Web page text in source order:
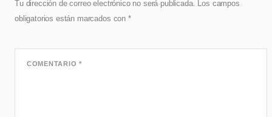
Tu dirección de correo electrónico no será publicada. Los campos
obligatorios están marcados con *
COMENTARIO*